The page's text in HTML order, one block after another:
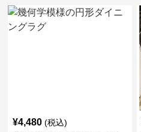
¥4,480 (税込)